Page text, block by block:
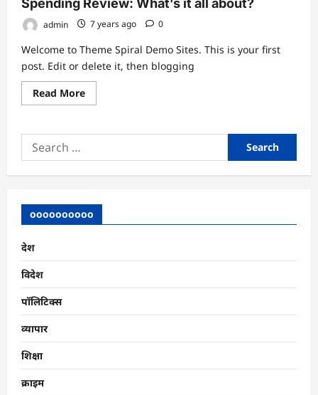
in
reprehenderit
in
velit
esse
admin 7 years ago 0
Welcome to Theme Spiral Demo Sites. This is your first
post. Edit or delete it, then blogging
Read MoreRead
more
Review:
all
Search
for:
oooooooooo
देश
विदेश
पॉलिटिक्स
व्यापार
शिक्षा
क्राइम